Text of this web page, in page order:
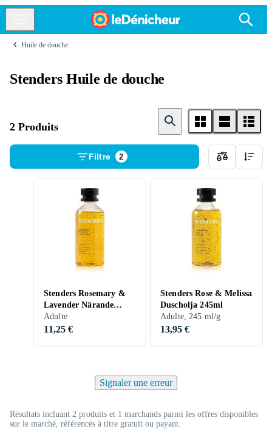
Huile de douche
Stenders Huile de douche
2 Produits
Filtre 2
Stenders Rosemary &
Lavender Närande
duscholja 245ml
Adulte
11,25 €
Stenders Rose & Melissa
Duscholja 245ml
Adulte, 245 ml/g
13,95 €
Signaler une erreur
Résultats incluant 2 produits et 1 marchands parmi les offres disponibles
sur le marché, référencés à titre gratuit ou payant.